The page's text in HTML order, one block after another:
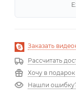
Заказать
Рассчитать
Хочу в подарок
Нашли